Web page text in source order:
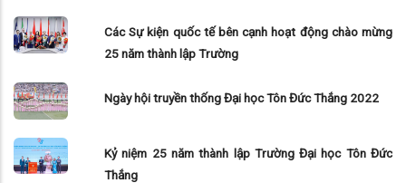
Các Sự kiện quốc tế bên cạnh hoạt động chào mừng
25 năm thành lập Trường
Ngày hội truyền thống Đại học Tôn Đức Thắng 2022
Kỷ niệm 25 năm thành lập Trường Đại học Tôn Đức
Thắng